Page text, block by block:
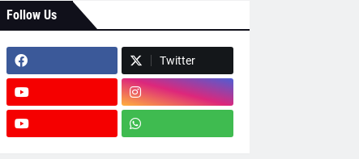
Follow Us
Twitter